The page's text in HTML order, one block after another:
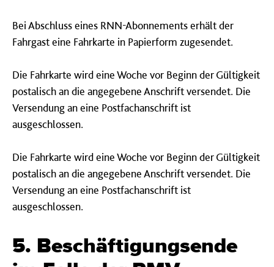
Bei Abschluss eines RNN-Abonnements erhält der
Fahrgast eine Fahrkarte in Papierform zugesendet.
Die Fahrkarte wird eine Woche vor Beginn der Gültigkeit
postalisch an die angegebene Anschrift versendet. Die
Versendung an eine Postfachanschrift ist
ausgeschlossen.
Die Fahrkarte wird eine Woche vor Beginn der Gültigkeit
postalisch an die angegebene Anschrift versendet. Die
Versendung an eine Postfachanschrift ist
ausgeschlossen.
5. Beschäftigungsende